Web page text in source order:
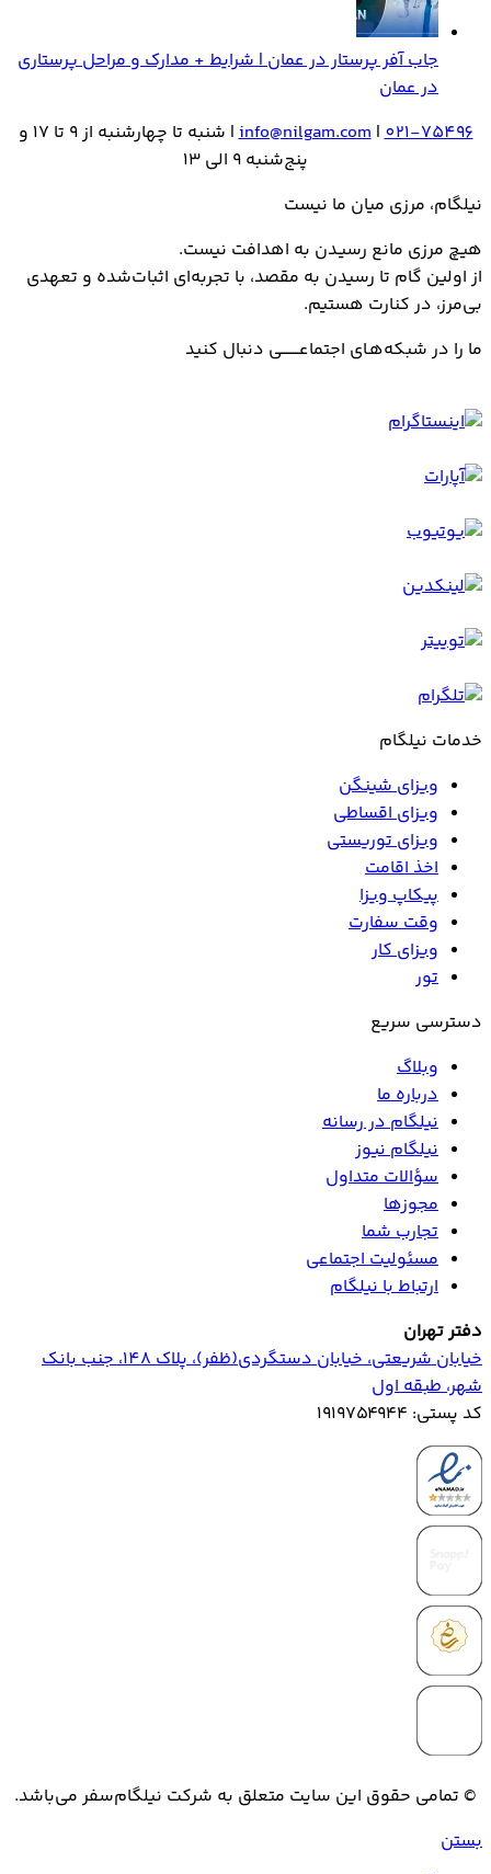
جاب آفر پرستار در عمان | شرایط + مدارک و مراحل پرستاری
در عمان
021-75496
|
info@nilgam.com
| شنبه تا چهارشنبه از 9 تا 17 و
پنج‌شنبه 9 الی 13
نیلگام، مرزی میان ما نیست
هیـچ مرزی مانع رسیـدن به اهدافت نیست.
از اولین گام تا رسیدن به مقصد، با تجربه‌ای اثبات‌شده و تعهدی
بی‌مرز، در کنارت هستیم.
ما را در شبکه‌هـای اجتماعــــــــی دنبال کنید
خدمات نیلگام
ویزای شینگن
ویزای اقساطی
ویزای توریستی
اخذ اقامت
پیکاپ ویزا
وقت سفارت
ویزای کار
تور
دسترسی سریع
وبلاگ
درباره ما
نیلگام در رسانه
نیلگام نیوز
سؤالات متداول
مجوزها
تجارب شما
مسئولیت اجتماعی
ارتباط با نیلگام
دفتر تهران
خیابان‌ شریعتی، خیابان‌ دستگردی(ظفر)، پلاک 148، جنب بانک
شهر، طبقه اول
کد پستی: ۱۹۱۹۷۵۴۹۴۴
© تمامی حقوق این سایت متعلق به شرکت نیلگام‌سفر می‌باشد.
بستن